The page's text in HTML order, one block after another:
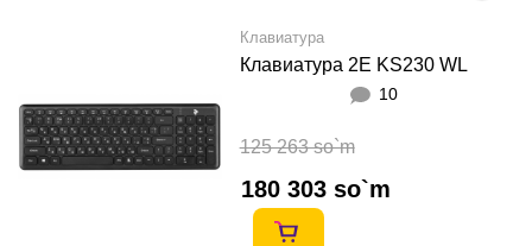
Клавиатура
Клавиатура 2E KS230 WL
10
125 263 so`m
180 303 so`m